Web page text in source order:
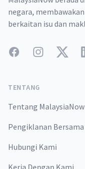
negara,
berkaitan isu dan
FacebookInstagramTwitter
TENTANG
Tentang MalaysiaNow
Pengiklanan
Hubungi Kami